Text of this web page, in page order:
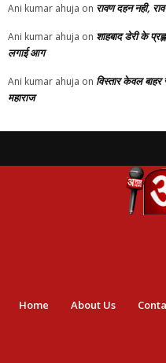
Ani kumar ahuja on रावण दहन नही,
Ani kumar ahuja on शाहबाद डेरी के
लगाई आग
Ani kumar ahuja on विस्तार केवल बाहर
महाराज
Home About Us